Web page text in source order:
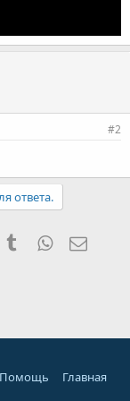
#2
ответа.
TumblrWhatsApp
Помощь Главная